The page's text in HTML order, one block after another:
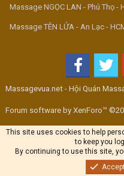
Massage NGỌC LAN - Phú Thọ -
Massage TÊN LỬA - An Lạc -
Massagevua.net - Hội Quán
Forum software by XenForo™
This site uses cookies to help
to keep you
By continuing to use this site,